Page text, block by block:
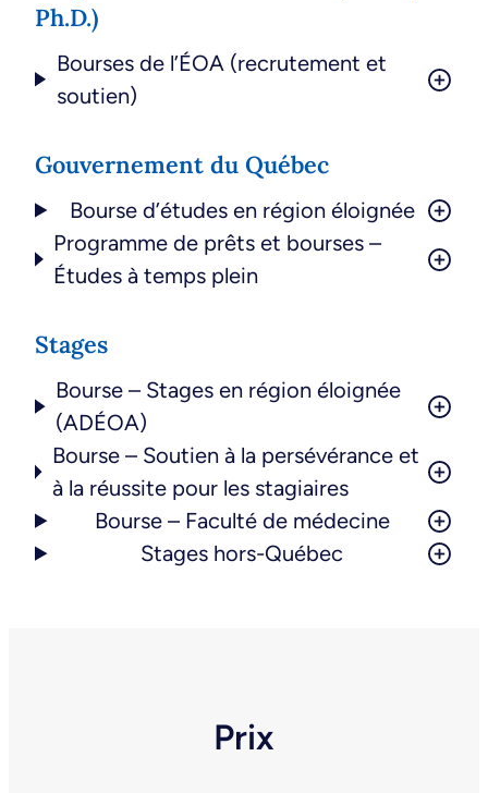
Ph.D.)
Bourses de l’ÉOA (recrutement et
soutien)
Gouvernement du Québec
Bourse d’études en région éloignée
Programme de prêts et bourses –
Études à temps plein
Stages
Bourse – Stages en région éloignée
(ADÉOA)
Bourse – Soutien à la persévérance et
à la réussite pour les stagiaires
Bourse – Faculté de médecine
Stages hors-Québec
Prix